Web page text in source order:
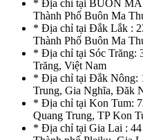
* Địa chỉ tại BUÔN
Thành Phố Buôn Ma
* Địa chỉ tại Đắk Lắk :
Thành Phố Buôn Ma
* Địa chỉ tại Sóc Trăng:
Trăng, Việt Nam
* Địa chỉ tại Đắk Nông:
Trung, Gia Nghĩa, Đăk
* Địa chỉ tại Kon Tum:
Quang Trung, TP Kon
* Địa chỉ tại Gia Lai :